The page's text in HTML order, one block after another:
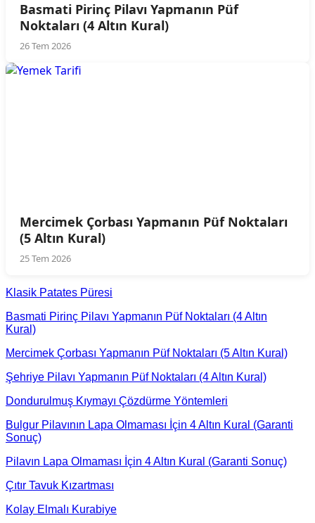
Basmati Pirinç Pilavı Yapmanın Püf
Noktaları (4 Altın Kural)
26 Tem 2026
Mercimek Çorbası Yapmanın Püf Noktaları
(5 Altın Kural)
25 Tem 2026
Klasik Patates Püresi
Basmati Pirinç Pilavı Yapmanın Püf Noktaları (4 Altın
Kural)
Mercimek Çorbası Yapmanın Püf Noktaları (5 Altın Kural)
Şehriye Pilavı Yapmanın Püf Noktaları (4 Altın Kural)
Dondurulmuş Kıymayı Çözdürme Yöntemleri
Bulgur Pilavının Lapa Olmaması İçin 4 Altın Kural (Garanti
Sonuç)
Pilavın Lapa Olmaması İçin 4 Altın Kural (Garanti Sonuç)
Çıtır Tavuk Kızartması
Kolay Elmalı Kurabiye